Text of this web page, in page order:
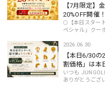
【7月限定】
20%OFF開催
🌕【本日スター
ペシャル」クー
す。7月がはじ
2026.06.30
【本日6/30
割価格」は本
いつも
ありがとうござ